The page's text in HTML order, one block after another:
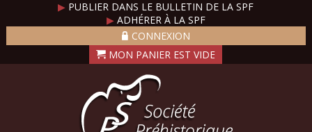
▶ PUBLIER DANS LE BULLETIN DE LA SPF
▶ADHÉRER À LA SPF
CONNEXION